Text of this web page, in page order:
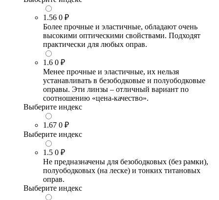
1.56 0 ₽
Более прочные и эластичные, обладают очень
высокими оптическими свойствами. Подходят
практически для любых оправ.
1.6 0 ₽
Менее прочные и эластичные, их нельзя
устанавливать в безободковые и полуободковые
оправы. Эти линзы – отличный вариант по
соотношению «цена-качество».
Выберите индекс
1.67 0 ₽
Выберите индекс
1.5 0 ₽
Не предназначены для безободковых (без рамки),
полуободковых (на леске) и тонких титановых
оправ.
Выберите индекс